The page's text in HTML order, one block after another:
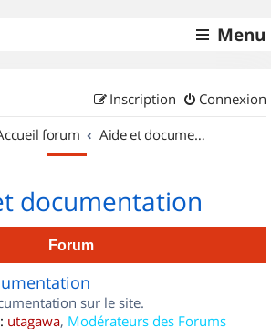
Menu
Connexion
Inscription
forum Aide et documentation
documentation
Forum
sur le site.
utagawa, Modérateurs des Forums